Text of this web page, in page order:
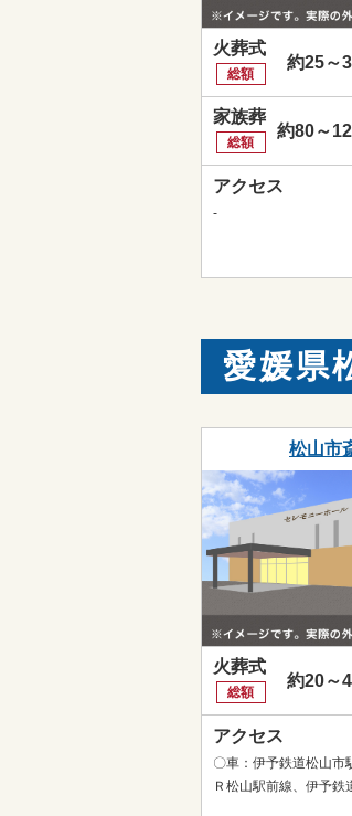
火葬式
総額
約25～
家族葬
総額
約80～
アクセス
-
愛媛県
松山市
火葬式
総額
約20～
アクセス
〇車：伊予鉄道松山市
Ｒ松山駅前線、伊予鉄
泉駅」からタクシー約